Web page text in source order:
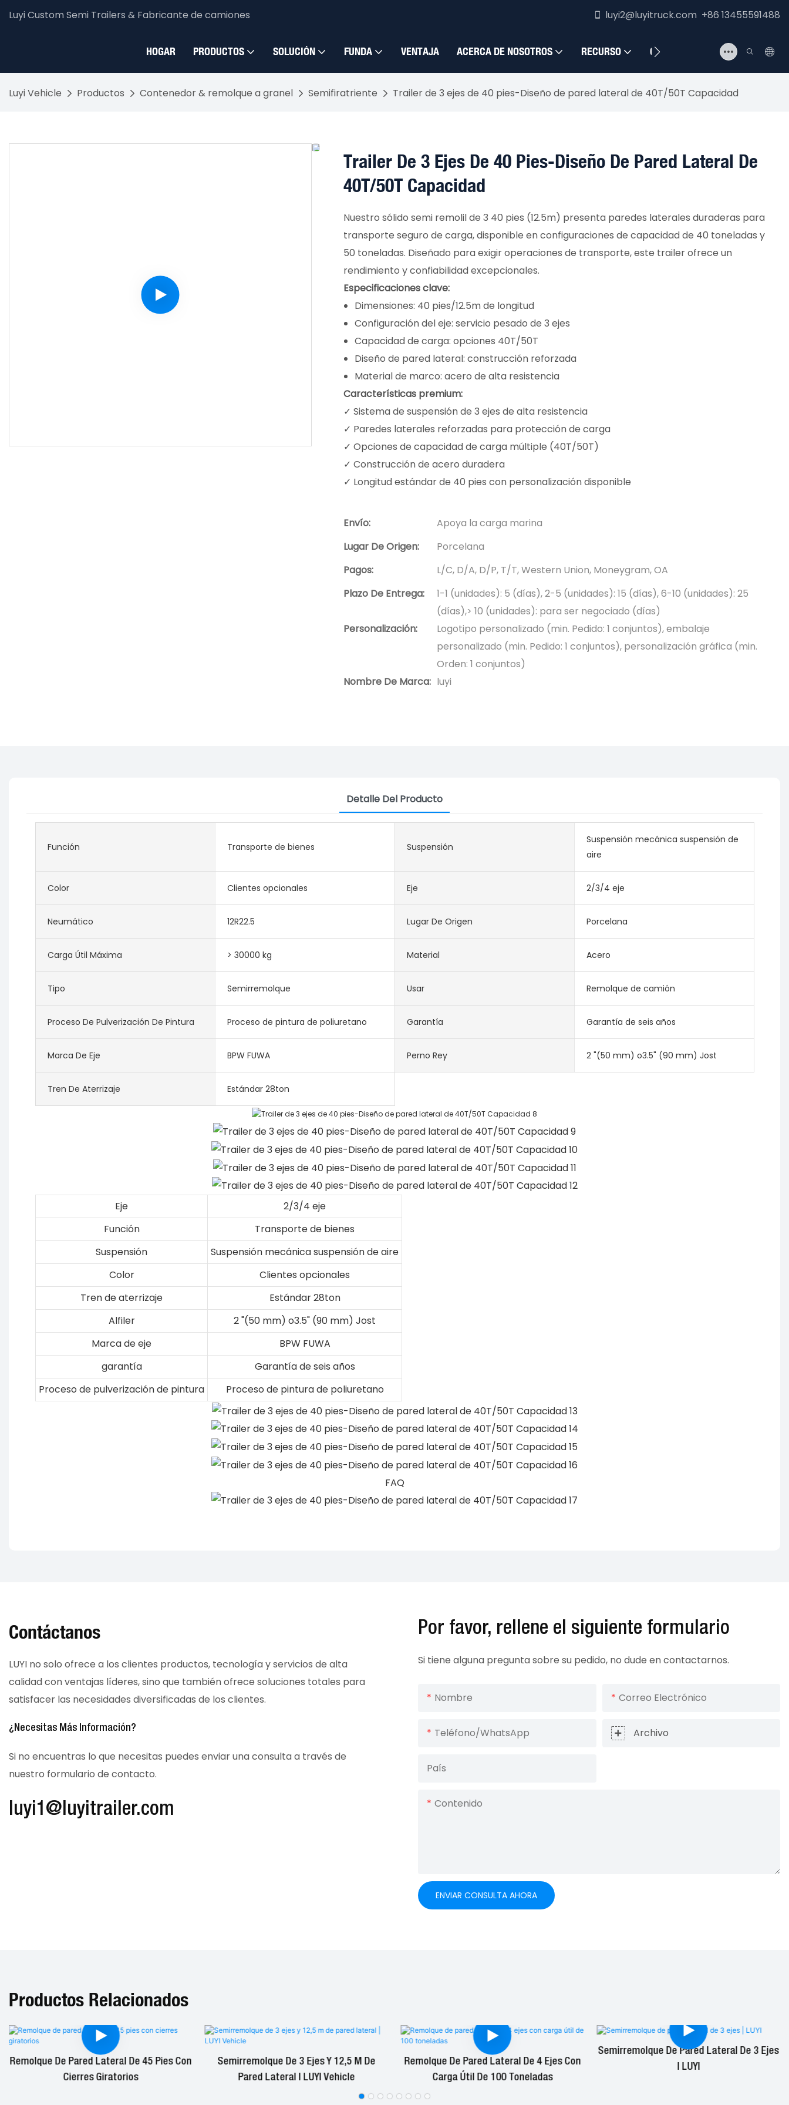
Luyi Custom Semi Trailers & Fabricante de camiones luyi2@luyitruck.com +86 13455591488
HOGAR PRODUCTOS SOLUCIÓN FUNDA VENTAJA ACERCA DE NOSOTROS RECURSO CONTÁCTENOS
Luyi Vehicle Productos Contenedor & remolque a granel Semifiratriente Trailer de 3 ejes de 40 pies-Diseño de pared lateral de 40T/50T Capacidad
Trailer De 3 Ejes De 40 Pies-Diseño De Pared Lateral De
40T/50T Capacidad
Nuestro sólido semi remolil de 3 40 pies (12.5m) presenta paredes laterales duraderas para
transporte seguro de carga, disponible en configuraciones de capacidad de 40 toneladas y
50 toneladas. Diseñado para exigir operaciones de transporte, este trailer ofrece un
rendimiento y confiabilidad excepcionales.
Especificaciones clave:
Dimensiones: 40 pies/12.5m de longitud
Configuración del eje: servicio pesado de 3 ejes
Capacidad de carga: opciones 40T/50T
Diseño de pared lateral: construcción reforzada
Material de marco: acero de alta resistencia
Características premium:
✓ Sistema de suspensión de 3 ejes de alta resistencia
✓ Paredes laterales reforzadas para protección de carga
✓ Opciones de capacidad de carga múltiple (40T/50T)
✓ Construcción de acero duradera
✓ Longitud estándar de 40 pies con personalización disponible
Envío:
Apoya la carga marina
Lugar De Origen:
Porcelana
Pagos:
L/C, D/A, D/P, T/T, Western Union, Moneygram, OA
Plazo De Entrega:
1-1 (unidades): 5 (días), 2-5 (unidades): 15 (días), 6-10 (unidades): 25
(días),> 10 (unidades): para ser negociado (días)
Personalización:
Logotipo personalizado (min. Pedido: 1 conjuntos), embalaje
personalizado (min. Pedido: 1 conjuntos), personalización gráfica (min.
Orden: 1 conjuntos)
Nombre De Marca: luyi
Detalle Del Producto
Función Transporte de bienes Suspensión
Suspensión mecánica suspensión de
aire
Color Clientes opcionales Eje 2/3/4 eje
Neumático 12R22.5 Lugar De Origen Porcelana
Carga Útil Máxima > 30000 kg Material Acero
Tipo Semirremolque Usar Remolque de camión
Proceso De Pulverización De Pintura Proceso de pintura de poliuretano Garantía Garantía de seis años
Marca De Eje BPW FUWA Perno Rey 2 "(50 mm) o3.5" (90 mm) Jost
Tren De Aterrizaje Estándar 28ton
Eje
2/3/4 eje
Función
Transporte de bienes
Suspensión
Suspensión mecánica suspensión de aire
Color
Clientes opcionales
Tren de aterrizaje
Estándar 28ton
Alfiler
2 "(50 mm) o3.5" (90 mm) Jost
Marca de eje
BPW FUWA
garantía
Garantía de seis años
Proceso de pulverización de pintura
Proceso de pintura de poliuretano
FAQ
Contáctanos
LUYI no solo ofrece a los clientes productos, tecnología y servicios de alta
calidad con ventajas líderes, sino que también ofrece soluciones totales para
satisfacer las necesidades diversificadas de los clientes.
¿Necesitas Más Información?
Si no encuentras lo que necesitas puedes enviar una consulta a través de
nuestro formulario de contacto.
luyi1@luyitrailer.com
Por favor, rellene el siguiente formulario
Si tiene alguna pregunta sobre su pedido, no dude en contactarnos.
Nombre Correo Electrónico
Teléfono/WhatsApp Archivo
País
Contenido
ENVIAR CONSULTA AHORA
Productos Relacionados
Remolque De Pared Lateral De 45 Pies Con
Cierres Giratorios
Semirremolque De 3 Ejes Y 12,5 M De
Pared Lateral | LUYI Vehicle
Remolque De Pared Lateral De 4 Ejes Con
Carga Útil De 100 Toneladas
Semirremolque De Pared Lateral De 3 Ejes
| LUYI